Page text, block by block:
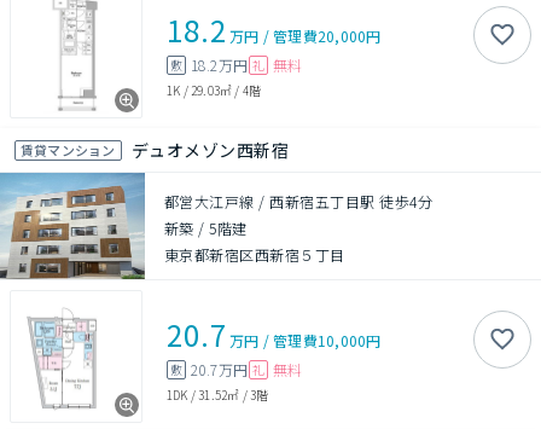
18.2 万円 /管理費20,000円
敷 18.2万円 礼 無料
1K / 29.03㎡ / 4階
賃貸マンション デュオメゾン西新宿
都営大江戸線 / 西新宿五丁目駅 徒歩4分
新築 /5階建
東京都新宿区西新宿５丁目
20.7 万円 /管理費10,000円
敷 20.7万円 礼 無料
1DK /31.52㎡ /3階